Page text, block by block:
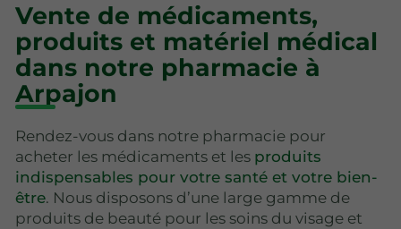
Vente de médicaments,
produits et matériel médical
dans notre pharmacie à
Arpajon
Rendez-vous dans notre pharmacie pour
acheter les médicaments et les produits
indispensables pour votre santé et votre bien-
être. Nous disposons d’une large gamme de
produits de beauté pour les soins du visage et